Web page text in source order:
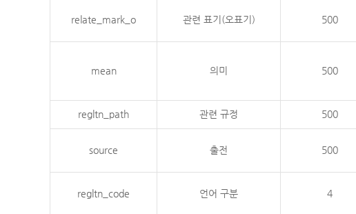
relate_mark_o 관련 표기(오표기) 500
mean 의미 500
regltn_path 관련 규정 500
source 출전 500
regltn_code 언어 구분 4